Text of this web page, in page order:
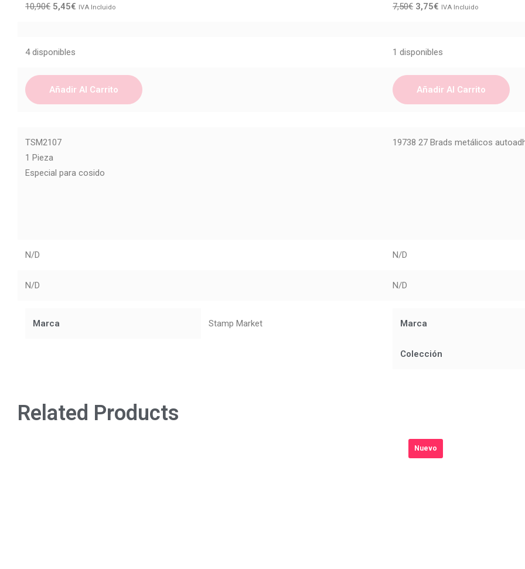
10,90€ 5,45€ IVA Incluido 7,50€ 3,75€ IVA Incluido
4 disponibles 1 disponibles
Añadir Al Carrito Añadir Al Carrito
TSM2107
1 Pieza
Especial para cosido
19738 27 Brads metálicos
N/D N/D
N/D N/D
Marca Stamp Market Marca
Colección
Related Products
Nuevo